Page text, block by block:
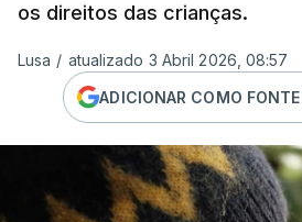
os direitos das crianças.
Lusa / atualizado 3 Abril 2026, 08:57
ADICIONAR COMO